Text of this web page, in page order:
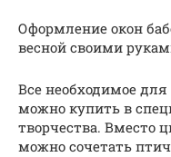
Оформление окон
весной своими
Все необходимое
можно купить в
творчества. Вместо
можно сочетать